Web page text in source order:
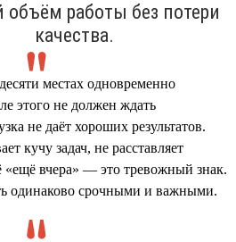
работы без потери
качества.
местах одновременно
этого не должен ждать
не даёт хороших результатов.
кучу задач, не расставляет
«ещё вчера» — это тревожный знак.
одинаково срочными и важными.